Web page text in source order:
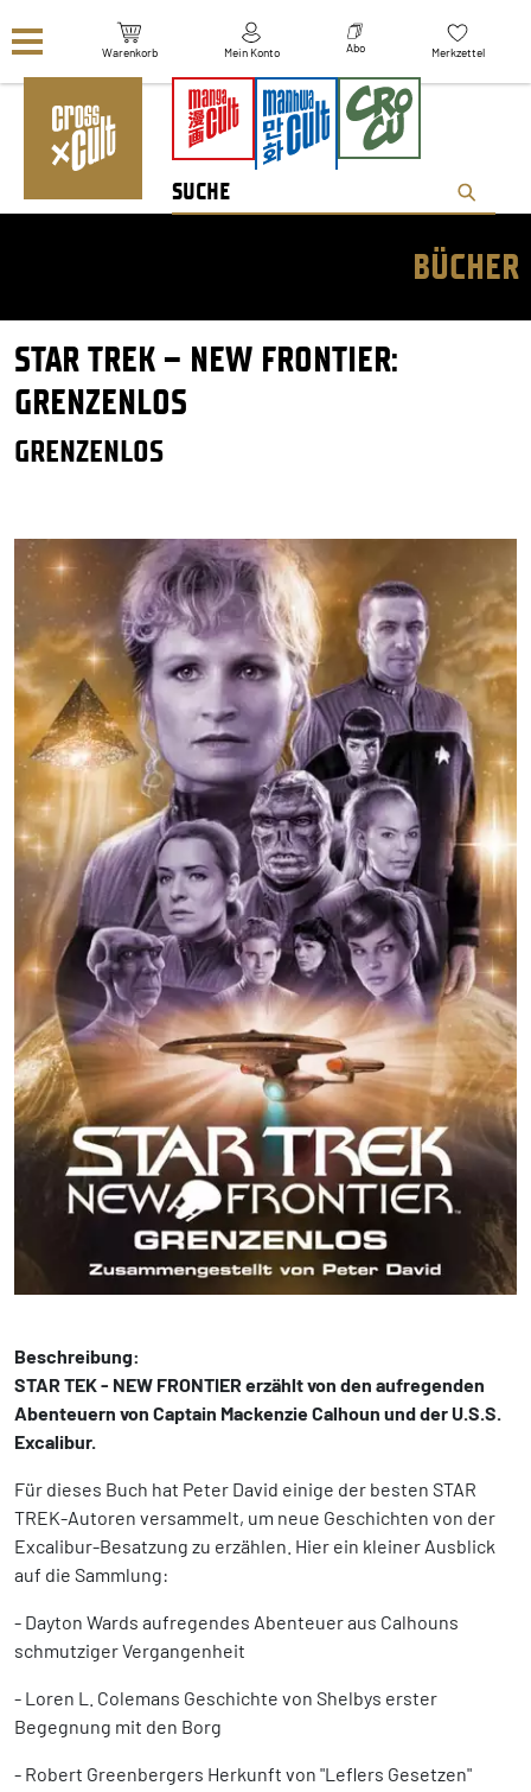
Warenkorb Mein Konto Abo Merkzettel
BÜCHER
STAR TREK – NEW FRONTIER:
GRENZENLOS
GRENZENLOS
Beschreibung:
STAR TEK - NEW FRONTIER erzählt von den aufregenden
Abenteuern von Captain Mackenzie Calhoun und der U.S.S.
Excalibur.
Für dieses Buch hat Peter David einige der besten STAR
TREK-Autoren versammelt, um neue Geschichten von der
Excalibur-Besatzung zu erzählen. Hier ein kleiner Ausblick
auf die Sammlung:
- Dayton Wards aufregendes Abenteuer aus Calhouns
schmutziger Vergangenheit
- Loren L. Colemans Geschichte von Shelbys erster
Begegnung mit den Borg
- Robert Greenbergers Herkunft von "Leflers Gesetzen"